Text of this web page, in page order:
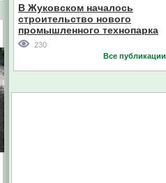
В Жуковском началось
строительство нового
промышленного технопарка
230
Все публикации